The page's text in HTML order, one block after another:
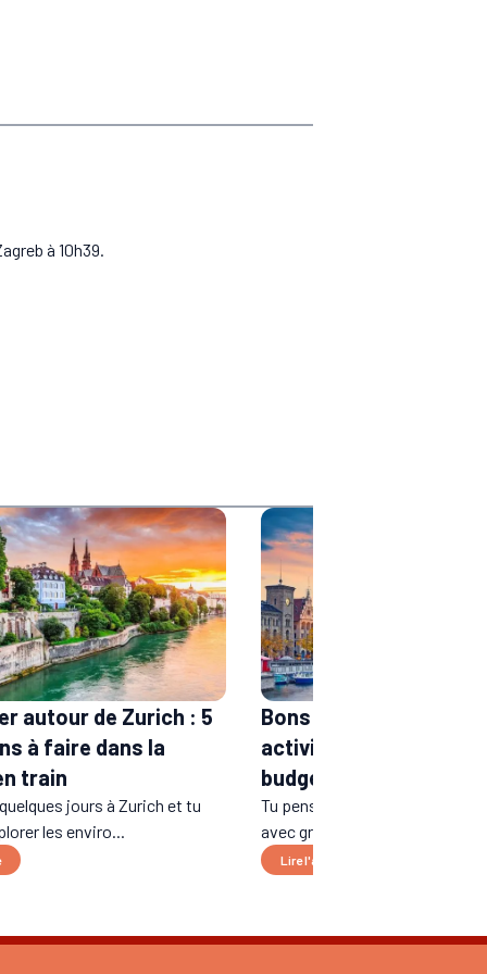
à 10h39.
autour de Zurich : 5
à faire dans la
train
jours à Zurich et tu
les enviro...
Bons plans Zurich : top
activités gratuites ou
budget
Tu penses que la Suisse rime
avec gros budget ? Eh bien,
Lire l'article